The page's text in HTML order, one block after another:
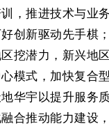
，推进技术与业
创新驱动先手棋
挖潜力，新兴地
模式，加快复合
华宇以提升服务
合推动能力建设